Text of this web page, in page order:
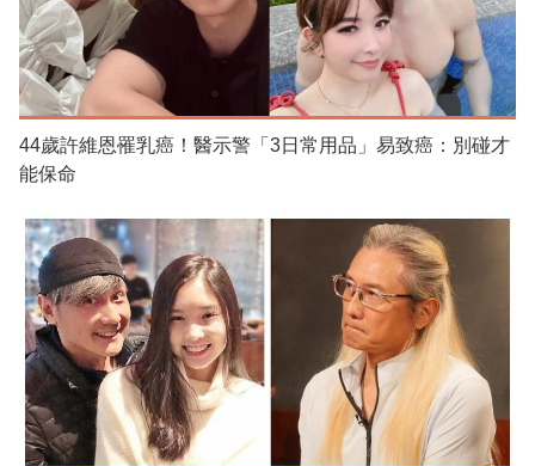
44歲許維恩罹乳癌！醫示警「3日常用品」易致癌：別碰才
能保命